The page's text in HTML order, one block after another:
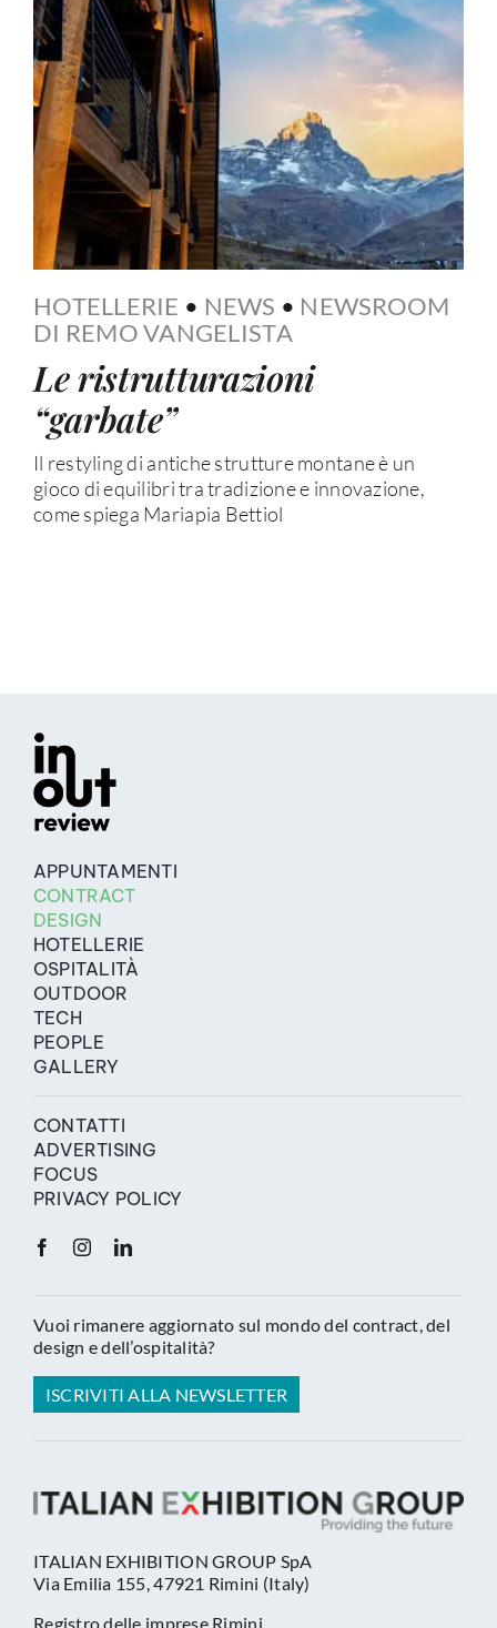
HOTELLERIE • NEWS • NEWSROOM
DI REMO VANGELISTA
Le ristrutturazioni
“garbate”
Il restyling di antiche strutture montane è un
gioco di equilibri tra tradizione e innovazione,
come spiega Mariapia Bettiol
APPUNTAMENTI
CONTRACT
DESIGN
HOTELLERIE
OSPITALITÀ
OUTDOOR
TECH
PEOPLE
GALLERY
CONTATTI
ADVERTISING
FOCUS
PRIVACY POLICY
Vuoi rimanere aggiornato sul mondo del contract, del
design e dell’ospitalità?
ISCRIVITI ALLA NEWSLETTER
ITALIAN EXHIBITION GROUP SpA
Via Emilia 155, 47921 Rimini (Italy)
Registro delle imprese Rimini